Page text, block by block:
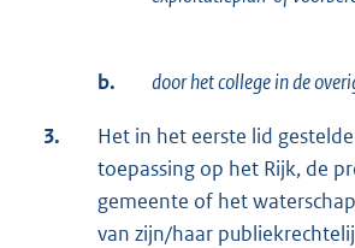
b. door het college in de
3.
Het in het eerste lid
toepassing op het Rijk, de
gemeente of het
van zijn/haar